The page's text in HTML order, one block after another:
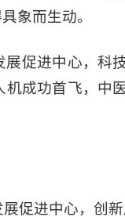
象而生动。
促进中心，科
成功首飞，中
促进中心，创